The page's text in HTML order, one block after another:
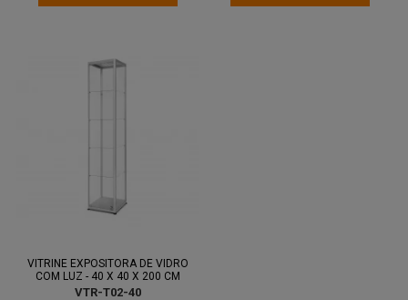
VITRINE EXPOSITORA DE VIDRO
COM LUZ - 40 X 40 X 200 CM
VTR-T02-40